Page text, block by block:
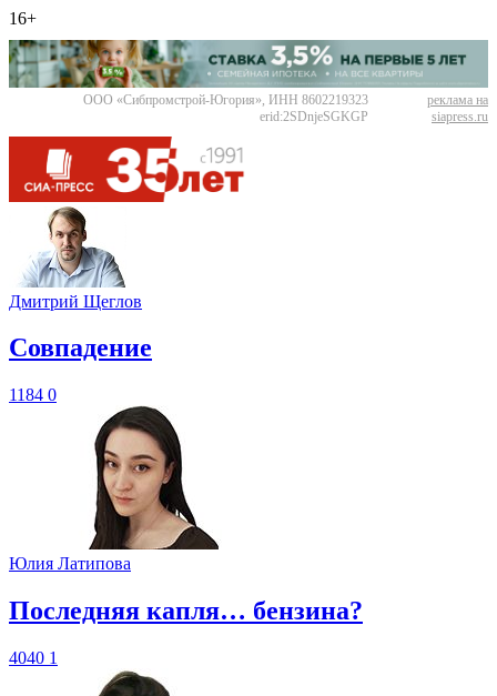
16+
ООО «Сибпромстрой-Югория», ИНН 8602219323
erid:2SDnjeSGKGP
реклама на
siapress.ru
Дмитрий Щеглов
​Совпадение
1184 0
Юлия Латипова
​Последняя капля… бензина?
4040 1